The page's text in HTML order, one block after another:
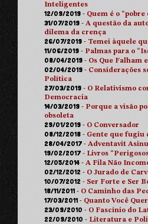
Inteligentes
12/09/2019 - Quem é o
31/07/2019 -A questão da
dilema da crença
26/07/2019 - Temei àquele
11/06/2019 - Palmas para o
08/04/2019 - Os Que Falham
02/04/2019 - Considerações
Política
27/03/2019 - O Relativismo
Democracia
14/03/2019 - Porque a visão
obsoleta
29/01/2019 - O Conversador
08/12/2018 - Gente que fugiu
28/04/2017 -Adventavit
19/02/2017 - Livros
12/05/2014 -A Fila Não
02/12/2012 - O Jurado de
10/07/2012 - Ser Forte e Ser
18/11/2011 - O Caminho das
17/03/2011 - Quanto Você
23/09/2010 - O Fascínio do
22/09/2010 - Literatura e